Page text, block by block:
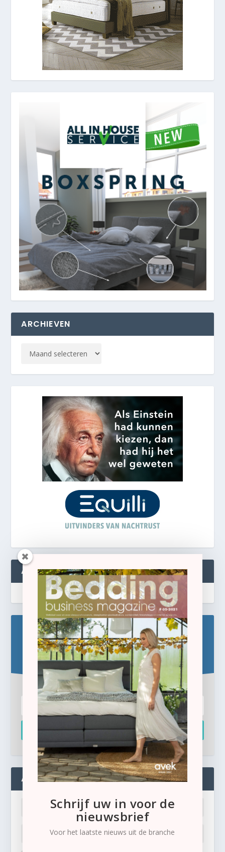
ARCHIEVEN
ABONNEREN
Blijf op de hoogte!
Schrijf u hier in voor de gratis e-newsletter.
Inschrijven
ADMIN
Schrijf uw in voor de
nieuwsbrief
Voor het laatste nieuws uit de branche